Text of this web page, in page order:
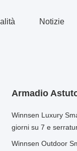
Notizie
Armadio
Winnsen Luxury
giorni su 7 e
Winnsen Outdoor